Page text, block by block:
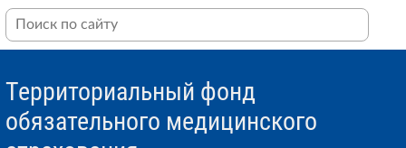
Территориальный фонд
обязательного медицинского